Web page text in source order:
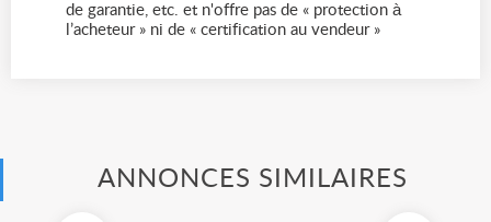
de garantie, etc. et n'offre pas de « protection à
l’acheteur » ni de « certification au vendeur »
ANNONCES SIMILAIRES